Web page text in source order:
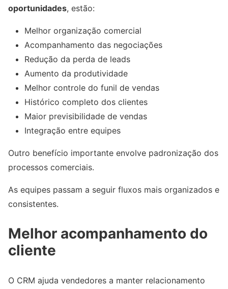
oportunidades, estão:
Melhor organização comercial
Acompanhamento das negociações
Redução da perda de leads
Aumento da produtividade
Melhor controle do funil de vendas
Histórico completo dos clientes
Maior previsibilidade de vendas
Integração entre equipes
Outro benefício importante envolve padronização dos
processos comerciais.
As equipes passam a seguir fluxos mais organizados e
consistentes.
Melhor acompanhamento do
cliente
O CRM ajuda vendedores a manter relacionamento